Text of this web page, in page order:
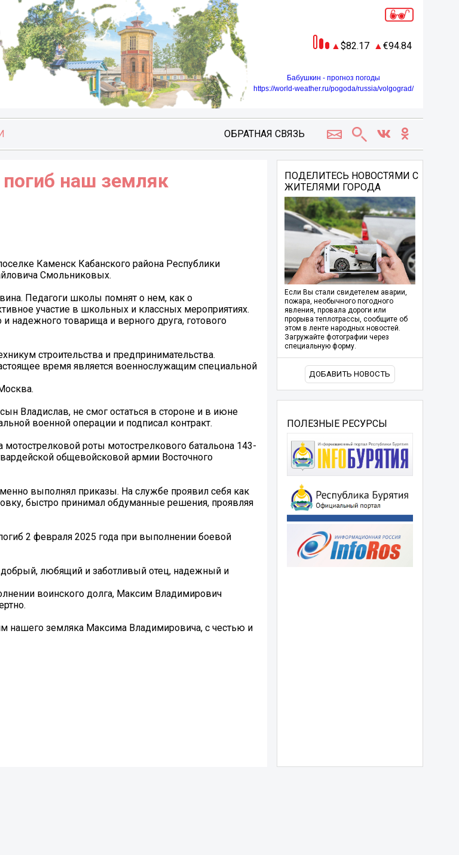
82.17 94.84
Бабушкин - прогноз погоды
https://world-weather.ru/pogoda/russia/volgograd/
ОБРАТНАЯ СВЯЗЬ
наш земляк
Каменск Кабанского района Республики
Смольниковых.
Педагоги школы помнят о нем, как о
участие в школьных и классных мероприятиях.
надежного товарища и верного друга, готового
строительства и предпринимательства.
время является военнослужащим специальной
Владислав, не смог остаться в стороне и в июне
военной операции и подписал контракт.
роты мотострелкового батальона 143-
общевойсковой армии Восточного
выполнял приказы. На службе проявил себя как
быстро принимал обдуманные решения, проявляя
2 февраля 2025 года при выполнении боевой
добрый, любящий и заботливый отец, надежный и
воинского долга, Максим Владимирович
нашего земляка Максима Владимировича, с честью и
ПОДЕЛИТЕСЬ НОВОСТЯМИ С
ЖИТЕЛЯМИ ГОРОДА
Если Вы стали свидетелем аварии,
пожара, необычного погодного
явления, провала дороги или
прорыва теплотрассы, сообщите об
этом в ленте народных новостей.
Загружайте фотографии через
специальную форму.
ДОБАВИТЬ НОВОСТЬ
ПОЛЕЗНЫЕ РЕСУРСЫ